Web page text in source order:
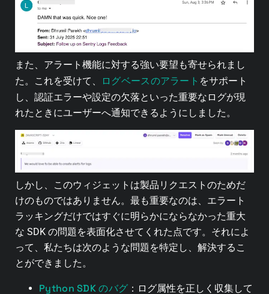
また、アラート機能に対する強い要望も寄せられまし
た。これを受けて、
ログベースのアラート をサポート
し、認証エラーや設定の欠落といった重要なログが現
れたときにユーザーへ通知できるようにしました。
しかし、このウィジェットは製品リクエストのためだ
けのものではありません。最も重要なのは、エラート
ラッキングだけではすぐに明らかにならなかった重大
な SDK の問題を表面化させてくれた点です。それによ
って、私たちは次のような問題を特定し、解決するこ
とができました。
Python SDK のバグ ：ログ属性を正しく収集して